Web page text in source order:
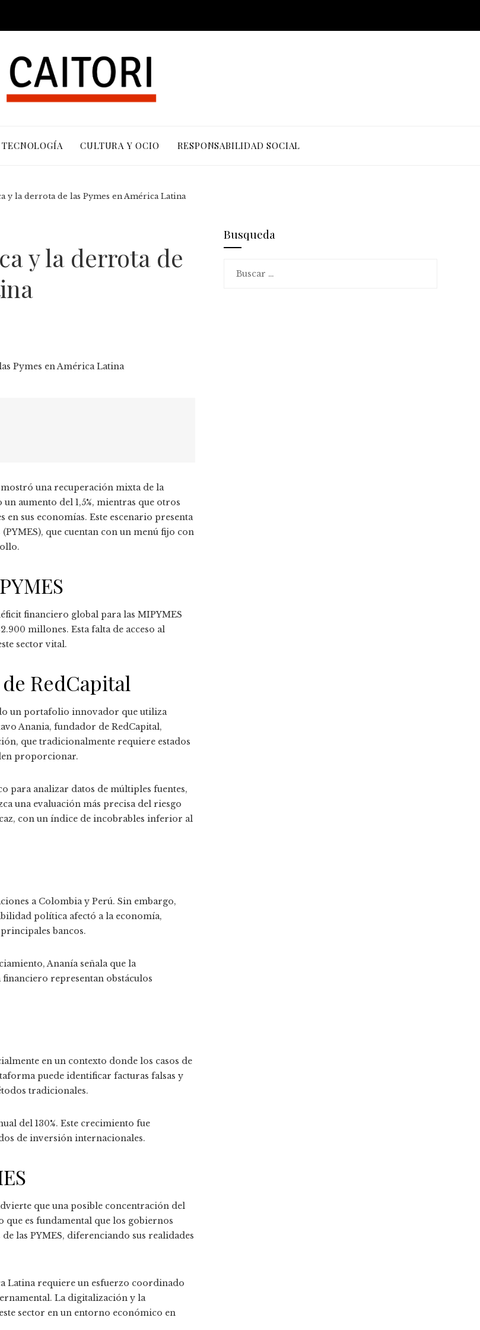
TECNOLOGÍA CULTURA Y OCIO RESPONSABILIDAD SOCIAL
y la derrota de las Pymes en América Latina
y la derrota de
una recuperación mixta de la
aumento del 1,5%, mientras que otros
sus economías. Este escenario presenta
que cuentan con un menú fijo con
financiero global para las MIPYMES
millones. Esta falta de acceso al
sector vital.
RedCapital
un portafolio innovador que utiliza
Anania, fundador de RedCapital,
que tradicionalmente requiere estados
proporcionar.
para analizar datos de múltiples fuentes,
una evaluación más precisa del riesgo
con un índice de incobrables inferior al
a Colombia y Perú. Sin embargo,
política afectó a la economía,
bancos.
Ananía señala que la
representan obstáculos
en un contexto donde los casos de
puede identificar facturas falsas y
tradicionales.
del 130%. Este crecimiento fue
de inversión internacionales.
que una posible concentración del
que es fundamental que los gobiernos
las PYMES, diferenciando sus realidades
Latina requiere un esfuerzo coordinado
La digitalización y la
sector en un entorno económico en
Busqueda